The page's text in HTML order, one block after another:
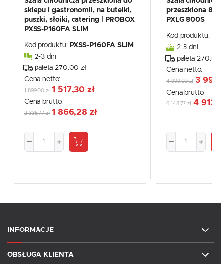
sklepu i gastronomii, na butelki,
puszki, słoiki, catering | PROBOX
PXSS-P160FA SLIM
Kod produktu: PXSS-P160FA SLIM
2-3 dni
paleta 270.00 zł
Cena netto:
1 899,00 zł 1 517,30 zł
Cena brutto:
2 335,77 zł 1 866,28 zł
przeszklona
PXLG 800S
Kod produktu:
2-3 dni
paleta 270.00
Cena netto:
4 999,00 zł 3
Cena brutto:
6 148,77 zł 4
INFORMACJE
OBSŁUGA KLIENTA